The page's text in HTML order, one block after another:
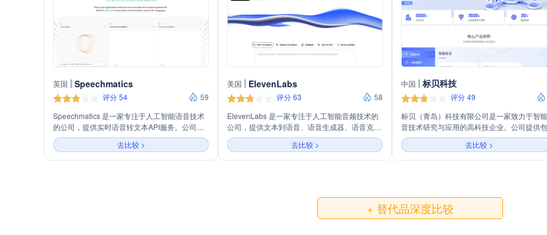
英国 Speechmatics
评分 54
59
Speechmatics 是一家专注于人工智能语音技术
的公司，提供实时语音转文本API服务。公司的
产品支持50多种语言的实时转录和翻译，适用于
多种场景，如媒体监控、会议平台、教育技术
等。其技术在实时转录、翻译和语音智能方面具
去比较 >
美国 ElevenLabs
评分 63
58
ElevenLabs 是一家专注于人工智能音频技术的
公司，提供文本到语音、语音生成器、语音克隆
等服务。公司通过其先进的AI平台，能够生成高
质量、逼真的语音，支持多种语言和风格，适用
于内容创作、企业沟通、教育等多个领域。
去比较 >
中国 标贝科技
评分 49
标贝（青岛）科技有限公司是一家致力于智
音技术研究与应用的高科技企业。公司提供
语音识别、语音合成、声音转换、声纹识别
内的全方位语音技术解决方案。通过自学习工
具、在线及离线合成、声音复刻等创新服务
等场景化解决方案，助力企业实现智能化升
去比较 >
+ 替代品深度比较